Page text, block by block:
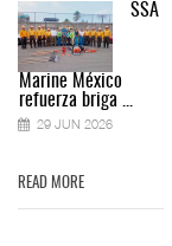
SSA
Marine México
refuerza briga ...
29 JUN 2026
READ MORE